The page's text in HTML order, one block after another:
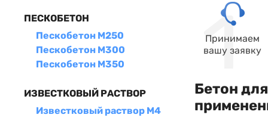
ПЕСКОБЕТОН
Пескобетон М250
Пескобетон М300
Пескобетон М350
ИЗВЕСТКОВЫЙ РАСТВОР
Известковый раствор М4
Принимаем
вашу заявку
Бетон